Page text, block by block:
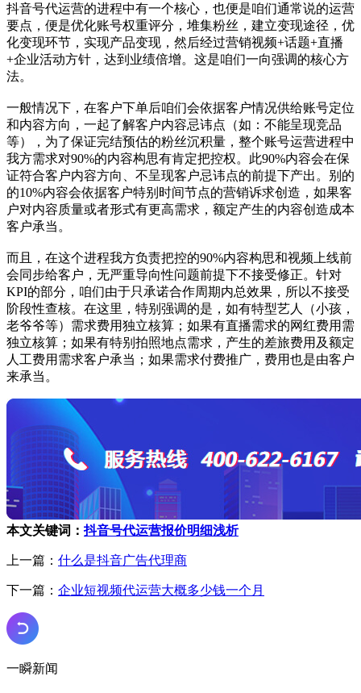
抖音号代运营的进程中有一个核心，也便是咱们通常说的运营
要点，便是优化账号权重评分，堆集粉丝，建立变现途径，优
化变现环节，实现产品变现，然后经过营销视频+话题+直播
+企业活动方针，达到业绩倍增。这是咱们一向强调的核心方
法。
一般情况下，在客户下单后咱们会依据客户情况供给账号定位
和内容方向，一起了解客户内容忌讳点（如：不能呈现竞品
等），为了保证完结预估的粉丝沉积量，整个账号运营进程中
我方需求对90%的内容构思有肯定把控权。此90%内容会在保
证符合客户内容方向、不呈现客户忌讳点的前提下产出。别的
的10%内容会依据客户特别时间节点的营销诉求创造，如果客
户对内容质量或者形式有更高需求，额定产生的内容创造成本
客户承当。
而且，在这个进程我方负责把控的90%内容构思和视频上线前
会同步给客户，无严重导向性问题前提下不接受修正。针对
KPI的部分，咱们由于只承诺合作周期内总效果，所以不接受
阶段性查核。在这里，特别强调的是，如有特型艺人（小孩，
老爷爷等）需求费用独立核算；如果有直播需求的网红费用需
独立核算；如果有特别拍照地点需求，产生的差旅费用及额定
人工费用需求客户承当；如果需求付费推广，费用也是由客户
来承当。
本文关键词：抖音号代运营报价明细浅析
上一篇： 什么是抖音广告代理商
下一篇： 企业短视频代运营大概多少钱一个月
一瞬新闻